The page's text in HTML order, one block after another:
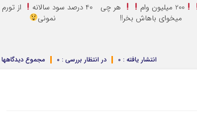
200 میلیون وام
هر چی
میخوای باهاش بخر!!
40 درصد سود سالانه
از
نمونی
مجموع دیدگاهها در انتظار بررسی : 0 انتشار یافته : 0